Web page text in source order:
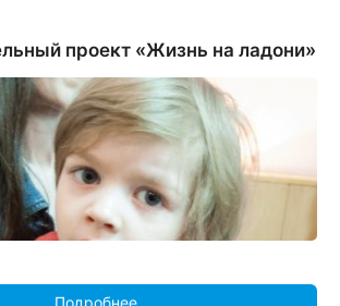
проект «Жизнь на ладони»